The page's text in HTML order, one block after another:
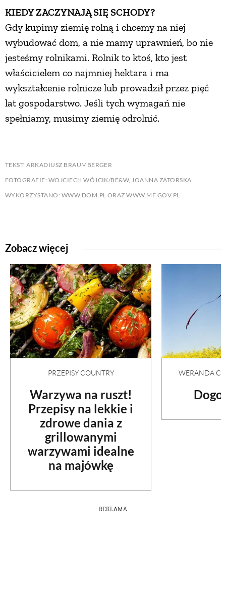
KIEDY ZACZYNAJĄ SIĘ SCHODY?
Gdy kupimy ziemię rolną i chcemy na niej
wybudować dom, a nie mamy uprawnień, bo nie
jesteśmy rolnikami. Rolnik to ktoś, kto jest
właścicielem co najmniej hektara i ma
wykształcenie rolnicze lub prowadził przez pięć
lat gospodarstwo. Jeśli tych wymagań nie
spełniamy, musimy ziemię odrolnić.
TEKST: ARKADIUSZ BRAUMBERGER
FOTOGRAFIE: WOJCIECH WÓJCIK/BE&W, JOANNA ZATORSKA
WYKORZYSTANO: WWW.DOM.PL ORAZ WWW.MF.GOV.PL
Zobacz więcej
PRZEPISY COUNTRY
Warzywa na ruszt!
Przepisy na lekkie i
zdrowe dania z
grillowanymi
warzywami idealne
na majówkę
WERANDA
REKLAMA